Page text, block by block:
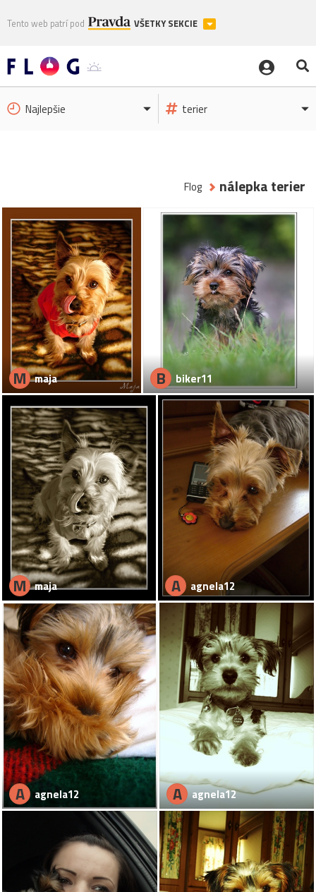
Tento web patrí pod VŠETKY SEKCIE
Najlepšie terier
Flog nálepka terier
M maja B biker11
M maja A agnela12
A agnela12 A agnela12